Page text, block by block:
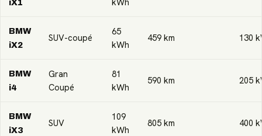
iX1
BMW
iX2
SUV-coupé
65
kWh
459 km 130
BMW
i4
Gran
Coupé
81
kWh
590 km 205
BMW
iX3
SUV
109
kWh
805 km 400